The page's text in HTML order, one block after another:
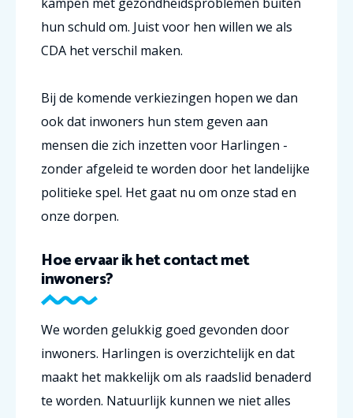
hun schuld om. Juist voor hen willen we als
CDA het verschil maken.
Bij de komende verkiezingen hopen we dan
ook dat inwoners hun stem geven aan
mensen die zich inzetten voor Harlingen -
zonder afgeleid te worden door het landelijke
politieke spel. Het gaat nu om onze stad en
onze dorpen.
Hoe ervaar ik het contact met
inwoners?
We worden gelukkig goed gevonden door
inwoners. Harlingen is overzichtelijk en dat
maakt het makkelijk om als raadslid benaderd
te worden. Natuurlijk kunnen we niet alles